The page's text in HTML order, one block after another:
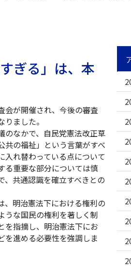
ぎる」は、本
会が開催され、今後の審査
ました。
なかで、自民党憲法改正草
共の福祉」という言葉がすべ
入れ替わっている点について
る重要な部分については慎
、共通認識を確立すべきとの
明治憲法下における権利の
うな国民の権利を著しく制
を指摘し、明治憲法下にお
を進める必要性を強調しま